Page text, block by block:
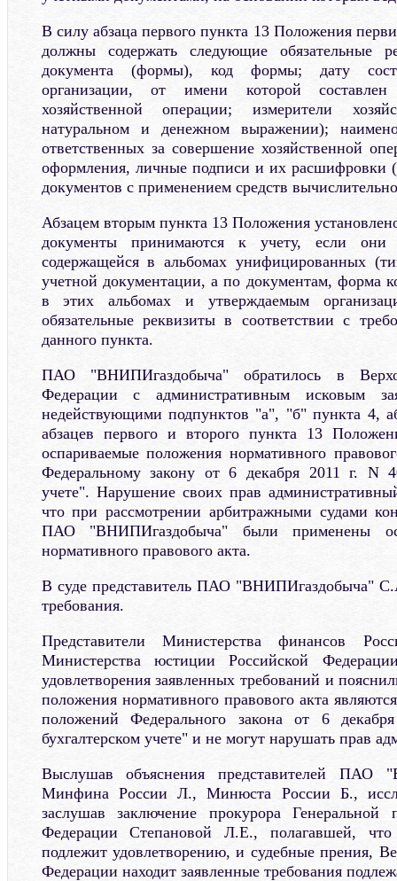
В силу абзаца первого пункта 13 Положения
должны содержать следующие обязательные
документа (формы), код формы; дату
организации, от имени которой составлен
хозяйственной операции; измерители
натуральном и денежном выражении);
ответственных за совершение хозяйственной
оформления, личные подписи и их расшифровки
документов с применением средств
Абзацем вторым пункта 13 Положения
документы принимаются к учету, если они
содержащейся в альбомах унифицированных
учетной документации, а по документам, форма
в этих альбомах и утверждаемым
обязательные реквизиты в соответствии с
данного пункта.
ПАО "ВНИПИгаздобыча" обратилось в
Федерации с административным исковым
недействующими подпунктов "а", "б" пункта 4,
абзацев первого и второго пункта 13
оспариваемые положения нормативного
Федеральному закону от 6 декабря 2011 г. N
учете". Нарушение своих прав
что при рассмотрении арбитражными судами
ПАО "ВНИПИгаздобыча" были применены
нормативного правового акта.
В суде представитель ПАО "ВНИПИгаздобыча"
требования.
Представители Министерства финансов
Министерства юстиции Российской
удовлетворения заявленных требований и
положения нормативного правового акта
положений Федерального закона от 6
бухгалтерском учете" и не могут нарушать прав
Выслушав объяснения представителей ПАО
Минфина России Л., Минюста России Б.,
заслушав заключение прокурора Генеральной
Федерации Степановой Л.Е., полагавшей, что
подлежит удовлетворению, и судебные прения,
Федерации находит заявленные требования